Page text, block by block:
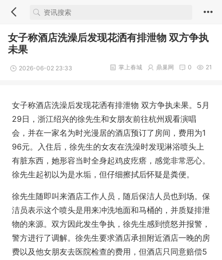
女子称酒店洗澡后发现花洒有排泄物 双方争执
未果
2026-06-02 23:33 21
0
鼎巢网
掌上春城
女子称酒店洗澡后发现花洒有排泄物 双方争执未果。5月
29日，浙江绍兴的徐先生和女朋友前往杭州观看演唱
会，并在一家名为时光漫居的酒店预订了房间，费用为1
96元。入住后，徐先生的女友在洗澡时发现淋浴喷头上
有脏东西，她形容当时全身起鸡皮疙瘩，感觉非常恶心。
徐先生起初以为是水垢，但仔细擦拭后怀疑是粪便。
徐先生随即叫来酒店工作人员，随后保洁人员也到场。保
洁员表示这个喷头是用来冲洗地面和马桶的，并质疑排泄
物的来源。双方因此发生争执，徐先生感到愤怒并报警，
警方进行了调解。徐先生要求酒店承担附近酒店一晚的房
费以及他女朋友去医院检查的费用，但酒店只同意赔偿5